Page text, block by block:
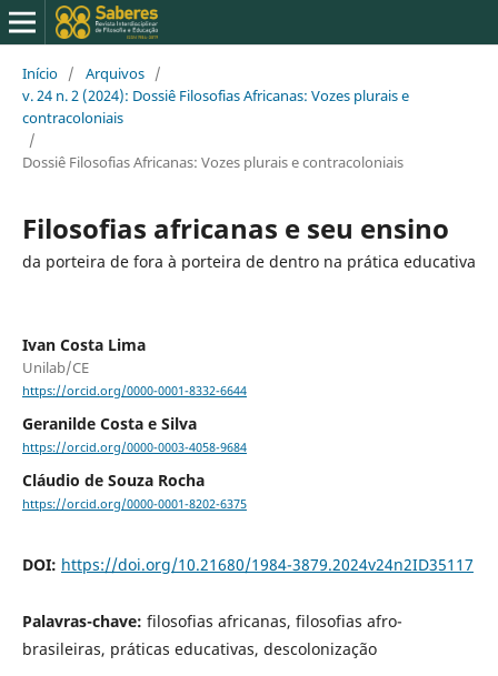
Início / Arquivos /
v. 24 n. 2 (2024): Dossiê Filosofias Africanas: Vozes plurais e
contracoloniais
/
Dossiê Filosofias Africanas: Vozes plurais e contracoloniais
Filosofias africanas e seu ensino
da porteira de fora à porteira de dentro na prática educativa
Ivan Costa Lima
Unilab/CE
https://orcid.org/0000-0001-8332-6644
Geranilde Costa e Silva
https://orcid.org/0000-0003-4058-9684
Cláudio de Souza Rocha
https://orcid.org/0000-0001-8202-6375
DOI: https://doi.org/10.21680/1984-3879.2024v24n2ID35117
Palavras-chave: filosofias africanas, filosofias afro-
brasileiras, práticas educativas, descolonização